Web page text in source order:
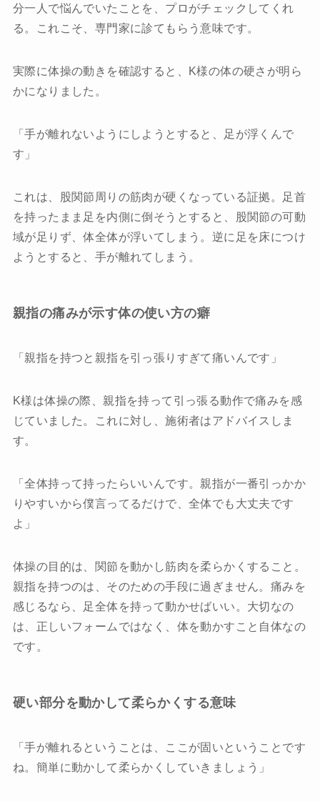
分一人で悩んでいたことを、プロがチェックしてくれ
る。これこそ、専門家に診てもらう意味です。
実際に体操の動きを確認すると、K様の体の硬さが明ら
かになりました。
「手が離れないようにしようとすると、足が浮くんで
す」
これは、股関節周りの筋肉が硬くなっている証拠。足首
を持ったまま足を内側に倒そうとすると、股関節の可動
域が足りず、体全体が浮いてしまう。逆に足を床につけ
ようとすると、手が離れてしまう。
親指の痛みが示す体の使い方の癖
「親指を持つと親指を引っ張りすぎて痛いんです」
K様は体操の際、親指を持って引っ張る動作で痛みを感
じていました。これに対し、施術者はアドバイスしま
す。
「全体持って持ったらいいんです。親指が一番引っかか
りやすいから僕言ってるだけで、全体でも大丈夫です
よ」
体操の目的は、関節を動かし筋肉を柔らかくすること。
親指を持つのは、そのための手段に過ぎません。痛みを
感じるなら、足全体を持って動かせばいい。大切なの
は、正しいフォームではなく、体を動かすこと自体なの
です。
硬い部分を動かして柔らかくする意味
「手が離れるということは、ここが固いということです
ね。簡単に動かして柔らかくしていきましょう」